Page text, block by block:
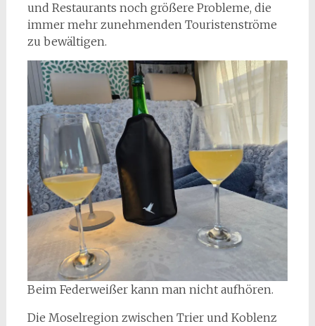
und Restaurants noch größere Probleme, die
immer mehr zunehmenden Touristenströme
zu bewältigen.
Beim Federweißer kann man nicht aufhören.
Die Moselregion zwischen Trier und Koblenz